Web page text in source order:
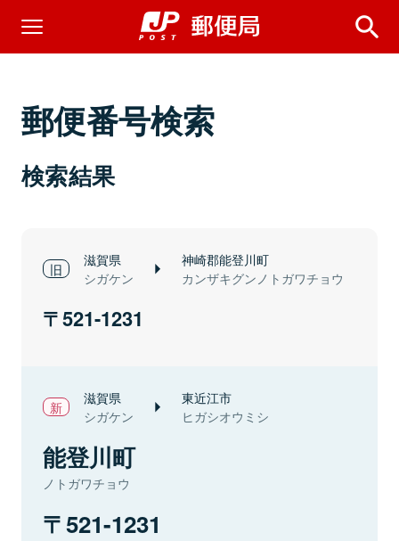
郵便番号検索
検索結果
滋賀県
シガケン
神崎郡能登川町
カンザキグンノトガワチョウ
521-1231
滋賀県
シガケン
東近江市
ヒガシオウミシ
能登川町
ノトガワチョウ
521-1231